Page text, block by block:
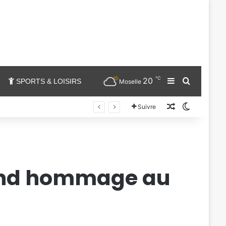
SPORTS & LOISIRS Moselle 20℃ SidebarChercher
Suivre Un article au
hommage au